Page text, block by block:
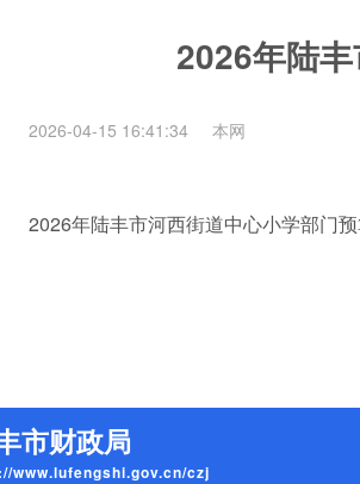
2026年陆
2026-04-15 16:41:34 本网
2026年陆丰市河西街道中心小学部门
市财政局
www.lufengshi.gov.cn/czj